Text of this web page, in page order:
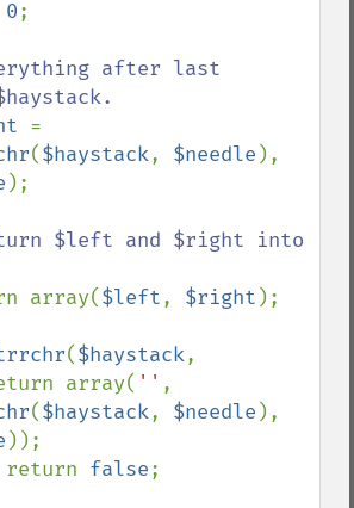
0;
after last
($haystack, $needle
);
$left and $right into
array($left, $right );
($haystack
array( ''
($haystack, $needle
));
return
false;